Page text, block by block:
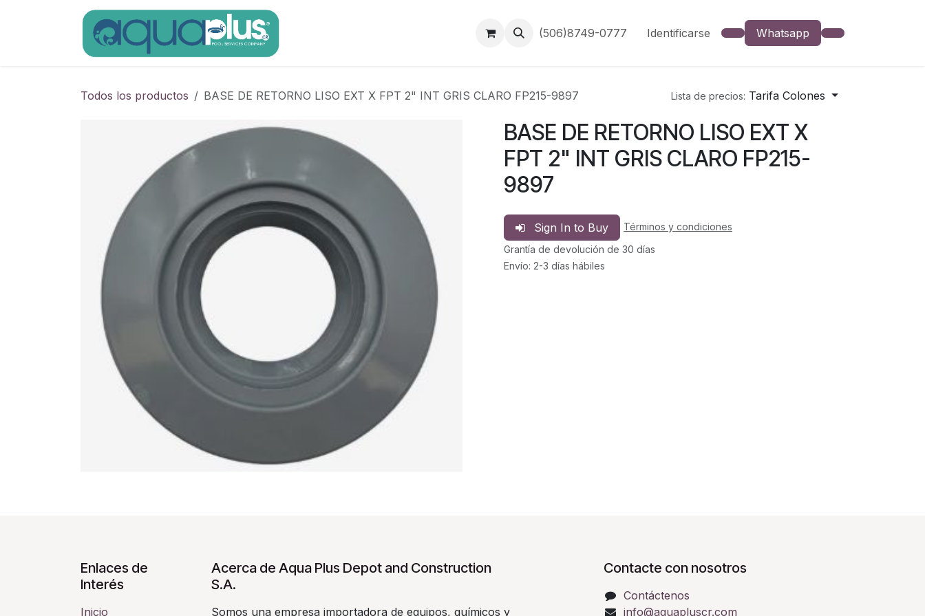
(506)8749-0777 Identificarse Whatsapp
Todos los productos BASE DE RETORNO LISO EXT X FPT 2" INT GRIS CLARO FP215-9897 Lista de precios: Tarifa Colones
BASE DE RETORNO LISO EXT X
FPT 2" INT GRIS CLARO FP215-
9897
Sign In to Buy
Términos y condiciones
Grantía de devolución de 30 días
Envío: 2-3 días hábiles
Enlaces de
Interés
Inicio
Acerca de Aqua Plus Depot and Construction
S.A.
Somos una empresa importadora de equipos, químicos y
Contacte con nosotros
Contáctenos
info@aquapluscr.com